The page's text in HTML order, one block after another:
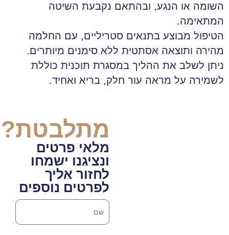
השומה או הנגע, ובהתאם נקבעת השיטה
המתאימה.
הטיפול מבוצע בתנאים סטריליים, עם החלמה
מהירה ותוצאה אסתטית ללא סימנים מיותרים.
ניתן לשלב את ההליך במסגרת תוכנית כוללת
לשמירה על מראה עור חלק, בריא ואחיד.
מתלבטת?
מלאי פרטים
ונציגנו ישמחו
לחזור אליך
לפרטים נוספים